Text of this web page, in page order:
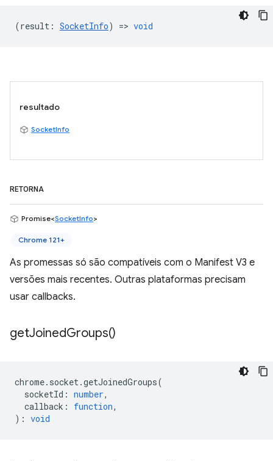
(result : SocketInfo) => void
resultado
SocketInfo
RETORNA
Promise<SocketInfo>
Chrome 121+
As promessas só são compatíveis com o Manifest V3 e
versões mais recentes. Outras plataformas precisam
usar callbacks.
getJoinedGroups()
chrome. socket.getJoinedGroups(
socketId : number,
callback : function,
) : void